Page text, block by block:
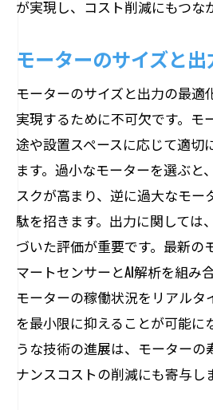
が実現し、コスト削減にもつな
モーターのサイズと
モーターのサイズと出力の最適
実現するために不可欠です。モ
途や設置スペースに応じて適切
ます。過小なモーターを選ぶと
スクが高まり、逆に過大なモー
駄を招きます。出力に関しては
づいた評価が重要です。最新の
マートセンサーとAI解析を組み
モーターの稼働状況をリアルタ
を最小限に抑えることが可能に
うな技術の進展は、モーターの
ナンスコストの削減にも寄与し